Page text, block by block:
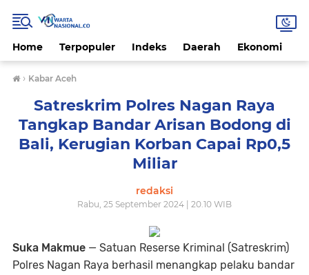
Home Terpopuler Indeks Daerah Ekonomi
› Kabar Aceh
Satreskrim Polres Nagan Raya
Tangkap Bandar Arisan Bodong di
Bali, Kerugian Korban Capai Rp0,5
Miliar
redaksi
Rabu, 25 September 2024 | 20.10 WIB
Suka Makmue — Satuan Reserse Kriminal (Satreskrim)
Polres Nagan Raya berhasil menangkap pelaku bandar